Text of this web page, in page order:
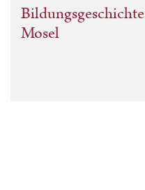
Mosel